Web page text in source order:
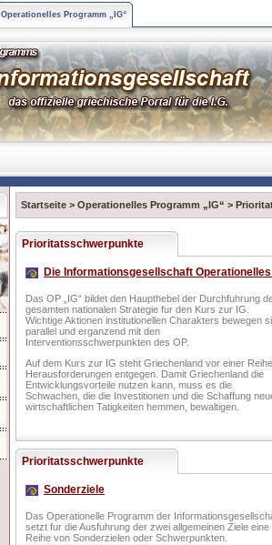
Operationelles Programm „IG“
Startseite > Operationelles Programm „IG“ >
Prioritatsschwerpunkte
Die Informationsgesellschaft
Das OP „IG“ bildet den Haupthebel der Durchfuhrung
gesamten nationalen Strategie fur den Kurs zur IG.
Wichtige Aktionen institutionellen Charakters bewegen
parallel und erganzend mit den
Interventionsschwerpunkten des OP.
Auf dem Kurs zur IG steht Griechenland vor einer Reihe
Herausforderungen entgegen. Damit Griechenland die
Entwicklungsvorteile nutzen kann, muss es die
Schwachen, die die Investitionen und die Schaffung
wirtschaftlichen Tatigkeiten hemmen, bewaltigen.
Prioritatsschwerpunkte
Sonderziele
Das Operationelle Programm der
setzt fur die Ausfuhrung der zwei allgemeinen Ziele eine
Reihe von Sonderzielen oder Schwerpunkten.